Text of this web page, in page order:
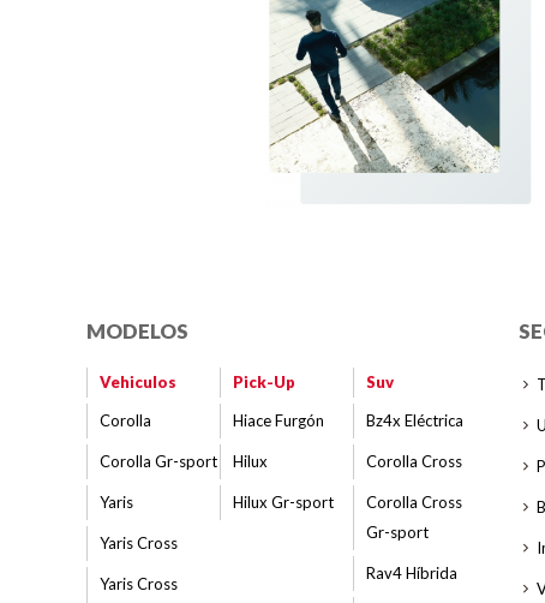
MODELOS
Vehiculos
Corolla
Corolla Gr-sport
Yaris
Yaris Cross
Yaris Cross
Pick-Up
Hiace Furgón
Hilux
Hilux Gr-sport
Suv
Bz4x Eléctrica
Corolla Cross
Corolla Cross
Gr-sport
Rav4 Híbrida